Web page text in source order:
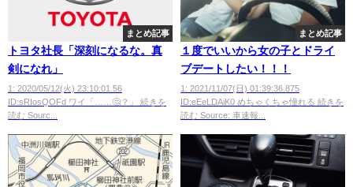
まとめ記事
トヨタ社長「深刻になるな。真
剣になれ」
1: 2020/05/12(火) 23:10:01.56
ID:sRIosQOFd ワイ「……🤔？」 続きを
読む Sourc...
まとめ記事
１度でいいから女の子とドライ
ブデートしたい！！！
1: 2021/11/07(日) 01:39:36.875
ID:eEeLDAiK0 めちゃくちゃ憧れる 続きを
読む Source: 車速報...